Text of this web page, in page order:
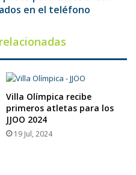
en el teléfono
Villa Olímpica recibe
primeros atletas para los
JJOO 2024
19 Jul, 2024